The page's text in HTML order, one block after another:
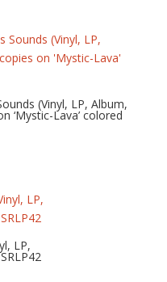
(Vinyl, LP, Album,
‘Mystic-Lava’ colored
LP,